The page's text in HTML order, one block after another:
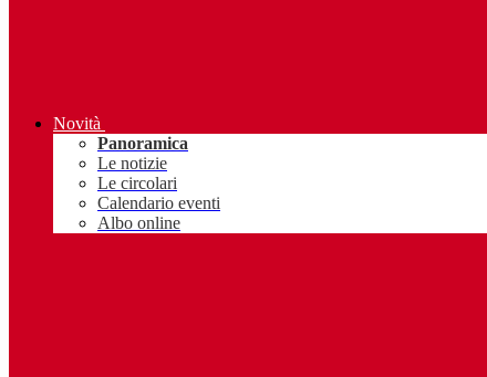
Novità
Panoramica
Le notizie
Le circolari
Calendario eventi
Albo online